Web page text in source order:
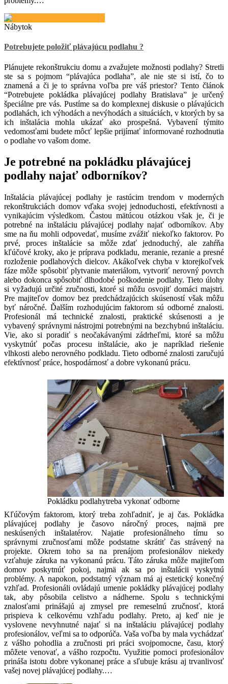
Nábytok
Potrebujete položiť plávajúcu podlahu ?
Plánujete rekonštrukciu domu a zvažujete možnosti podlahy? Stretli
ste sa s pojmom “plávajúca podlaha”, ale nie ste si istí, čo to
znamená a či je to správna voľba pre váš priestor? Tento článok
“Potrebujete pokládka plávajúcej podlahy Bratislava” je určený
špeciálne pre vás. Pustíme sa do komplexnej diskusie o plávajúcich
podlahách, ich výhodách a nevýhodách a situáciách, v ktorých by sa
ich inštalácia mohla ukázať ako prospešná. Vybavení týmito
vedomosťami budete môcť lepšie prijímať informované rozhodnutia
o podlahe vo vašom dome.
Je potrebné na pokládku plávajúcej
podlahy najať odborníkov?
Inštalácia plávajúcej podlahy je rastúcim trendom v moderných
rekonštrukciách domov vďaka svojej jednoduchosti, efektívnosti a
vynikajúcim výsledkom. Častou mätúcou otázkou však je, či je
potrebné na inštaláciu plávajúcej podlahy najať odborníkov. Aby
sme na ňu mohli odpovedať, musíme zvážiť niekoľko faktorov. Po
prvé, proces inštalácie sa môže zdať jednoduchý, ale zahŕňa
kľúčové kroky, ako je príprava podkladu, meranie, rezanie a presné
rozloženie podlahových dielcov. Akákoľvek chyba v ktorejkoľvek
fáze môže spôsobiť plytvanie materiálom, vytvoriť nerovný povrch
alebo dokonca spôsobiť dlhodobé poškodenie podlahy. Tieto úlohy
si vyžadujú určité zručnosti, ktoré si môžu osvojiť domáci majstri.
Pre majiteľov domov bez predchádzajúcich skúseností však môžu
byť náročné. Ďalším rozhodujúcim faktorom sú odborné znalosti.
Profesionál má technické znalosti, praktické skúsenosti a je
vybavený správnymi nástrojmi potrebnými na bezchybnú inštaláciu.
Vie, ako si poradiť s neočakávanými zádrheľmi, ktoré sa môžu
vyskytnúť počas procesu inštalácie, ako je napríklad riešenie
vlhkosti alebo nerovného podkladu. Tieto odborné znalosti zaručujú
efektívnosť práce, hospodárnosť a dobre vykonanú prácu.
Pokládku podlahytreba vykonať odborne
Kľúčovým faktorom, ktorý treba zohľadniť, je aj čas. Pokládka
plávajúcej podlahy je časovo náročný proces, najmä pre
neskúsených inštalatérov. Najatie profesionálneho tímu so
správnymi zručnosťami môže podstatne skrátiť čas strávený na
projekte. Okrem toho sa na prenájom profesionálov niekedy
vzťahuje záruka na vykonanú prácu. Táto záruka môže majiteľom
domov poskytnúť pokoj, najmä ak sa po inštalácii vyskytnú
problémy. A napokon, podstatný význam má aj estetický konečný
vzhľad. Profesionáli ovládajú umenie pokládky plávajúcej podlahy
tak, aby pôsobila celistvo a nádherne. Spolu s technickými
znalosťami prinášajú aj zmysel pre remeselnú zručnosť, ktorá
prispieva k celkovému vzhľadu podlahy. Preto, aj keď nie je
vyslovene nevyhnutné najať si na inštaláciu plávajúcej podlahy
profesionálov, veľmi sa to odporúča. Vaša voľba by mala vychádzať
z vášho pohodlia a zručnosti pri práci svojpomocne, času, ktorý
môžete venovať, a vášho rozpočtu. Využitie pomoci profesionálov
prináša istotu dobre vykonanej práce a sľubuje krásu aj trvanlivosť
vašej novej plávajúcej podlahy.…